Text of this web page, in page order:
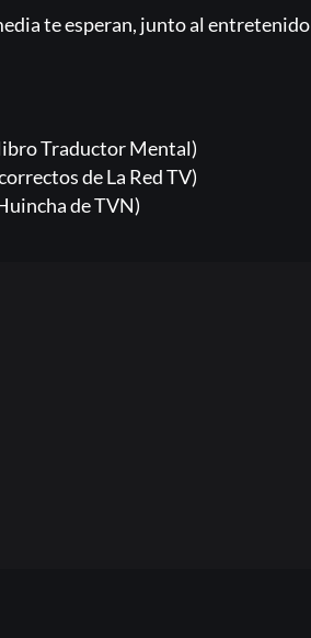
te esperan, junto al entretenido
Traductor Mental)
de La Red TV)
de TVN)